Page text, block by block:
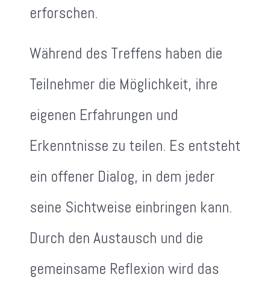
erforschen.
Während des Treffens haben die
Teilnehmer die Möglichkeit, ihre
eigenen Erfahrungen und
Erkenntnisse zu teilen. Es entsteht
ein offener Dialog, in dem jeder
seine Sichtweise einbringen kann.
Durch den Austausch und die
gemeinsame Reflexion wird das